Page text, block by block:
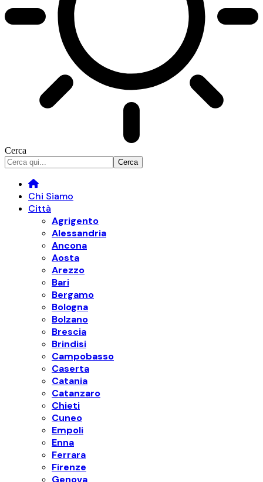
Cerca
Chi Siamo
Città
Agrigento
Alessandria
Ancona
Aosta
Arezzo
Bari
Bergamo
Bologna
Bolzano
Brescia
Brindisi
Campobasso
Caserta
Catania
Catanzaro
Chieti
Cuneo
Empoli
Enna
Ferrara
Firenze
Genova